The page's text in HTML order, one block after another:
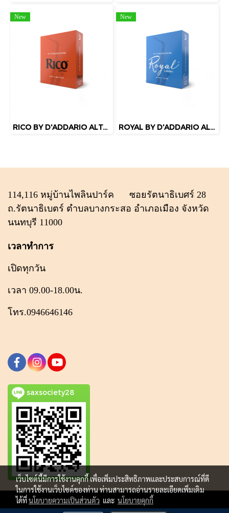
New
RICO BY D'ADDARIO ALTO SAXOPHONE REEDS (แพ็ค)
New
ROYAL BY D'ADDARIO ALTO SAXOPHONE REEDS (แยกชิ้น)
114,116 หมู่บ้านไพลินปาร์ค ซอยรัตนาธิเบศร์ 28
ถ.รัตนาธิเบตร์ ตำบลบางกระสอ อำเภอเมือง จังหวัด
นนทบุรี 11000
เวลาทำการ
เปิดทุกวัน
เวลา 09.00-18.00น.
โทร.0946646146
saxsociety28
Copy right by makewebeasy.com
เว็บไซต์นี้มีการใช้งานคุกกี้ เพื่อเพิ่มประสิทธิภาพและประสบการณ์ที่ดี
ในการใช้งานเว็บไซต์ของท่าน ท่านสามารถอ่านรายละเอียดเพิ่มเติม
ได้ที่นโยบายความเป็นส่วนตัว และ นโยบายคุกกี้